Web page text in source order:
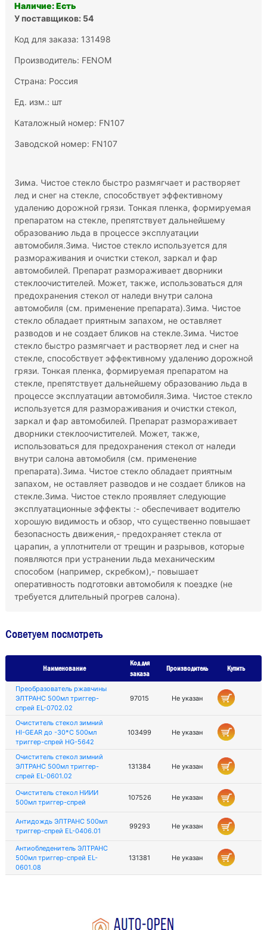
Наличие: Есть
У поставщиков: 54
Код для заказа: 131498
Производитель: FENOM
Страна: Россия
Ед. изм.: шт
Каталожный номер: FN107
Заводской номер: FN107
Зима. Чистое стекло быстро размягчает и растворяет
лед и снег на стекле, способствует эффективному
удалению дорожной грязи. Тонкая пленка, формируемая
препаратом на стекле, препятствует дальнейшему
образованию льда в процессе эксплуатации
автомобиля.Зима. Чистое стекло используется для
размораживания и очистки стекол, заркал и фар
автомобилей. Препарат размораживает дворники
стеклоочистителей. Может, также, использоваться для
предохранения стекол от наледи внутри салона
автомобиля (см. применение препарата).Зима. Чистое
стекло обладает приятным запахом, не оставляет
разводов и не создает бликов на стекле.Зима. Чистое
стекло быстро размягчает и растворяет лед и снег на
стекле, способствует эффективному удалению дорожной
грязи. Тонкая пленка, формируемая препаратом на
стекле, препятствует дальнейшему образованию льда в
процессе эксплуатации автомобиля.Зима. Чистое стекло
используется для размораживания и очистки стекол,
заркал и фар автомобилей. Препарат размораживает
дворники стеклоочистителей. Может, также,
использоваться для предохранения стекол от наледи
внутри салона автомобиля (см. применение
препарата).Зима. Чистое стекло обладает приятным
запахом, не оставляет разводов и не создает бликов на
стекле.Зима. Чистое стекло проявляет следующие
эксплуатационные эффекты :- обеспечивает водителю
хорошую видимость и обзор, что существенно повышает
безопасность движения,- предохраняет стекла от
царапин, а уплотнители от трещин и разрывов, которые
появляются при устранении льда механическим
способом (например, скребком),- повышает
оперативность подготовки автомобиля к поездке (не
требуется длительный прогрев салона).
Советуем посмотреть
Наименование
Код для
заказа
Производитель Купить
Преобразователь ржавчины
ЭЛТРАНС 500мл триггер-
спрей EL-0702.02
97015 Не указан
Очиститель стекол зимний
HI-GEAR до -30*С 500мл
триггер-спрей HG-5642
103499 Не указан
Очиститель стекол зимний
ЭЛТРАНС 500мл триггер-
спрей EL-0601.02
131384 Не указан
Очиститель стекол НИИИ
500мл триггер-спрей
107526 Не указан
Антидождь ЭЛТРАНС 500мл
триггер-спрей EL-0406.01
99293 Не указан
Антиобледенитель ЭЛТРАНС
500мл триггер-спрей EL-
0601.08
131381 Не указан